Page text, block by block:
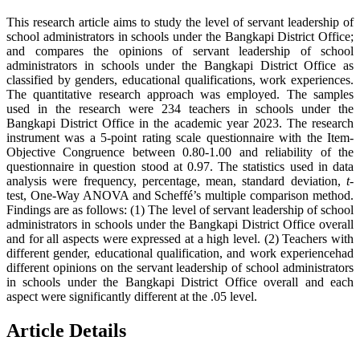
This research article aims to study the level of servant leadership of
school administrators in schools under the Bangkapi District Office;
and compares the opinions of servant leadership of school
administrators in schools under the Bangkapi District Office as
classified by genders, educational qualifications, work experiences.
The quantitative research approach was employed. The samples
used in the research were 234 teachers in schools under the
Bangkapi District Office in the academic year 2023. The research
instrument was a 5-point rating scale questionnaire with the Item-
Objective Congruence between 0.80-1.00 and reliability of the
questionnaire in question stood at 0.97. The statistics used in data
analysis were frequency, percentage, mean, standard deviation, t-
test, One-Way ANOVA and Scheffé’s multiple comparison method.
Findings are as follows: (1) The level of servant leadership of school
administrators in schools under the Bangkapi District Office overall
and for all aspects were expressed at a high level. (2) Teachers with
different gender, educational qualification, and work experiencehad
different opinions on the servant leadership of school administrators
in schools under the Bangkapi District Office overall and each
aspect were significantly different at the .05 level.
Article Details